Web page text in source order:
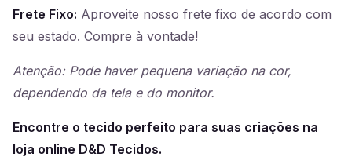
Frete Fixo: Aproveite nosso frete fixo de acordo com
seu estado. Compre à vontade!
Atenção: Pode haver pequena variação na cor,
dependendo da tela e do monitor.
Encontre o tecido perfeito para suas criações na
loja online D&D Tecidos.